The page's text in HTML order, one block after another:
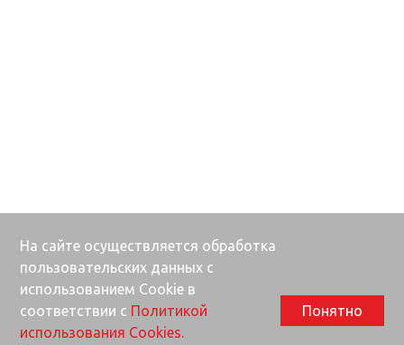
На сайте осуществляется обработка
пользовательских данных с
использованием Cookie в
соответствии с Политикой
использования Cookies.
Понятно